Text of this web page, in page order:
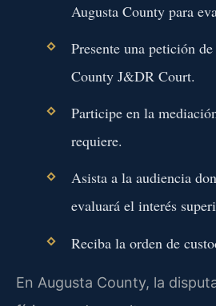
Augusta County para
Presente una petición
County J&DR Court.
Participe en la
requiere.
Asista a la audiencia
evaluará el interés
Reciba la orden de
En Augusta County, la